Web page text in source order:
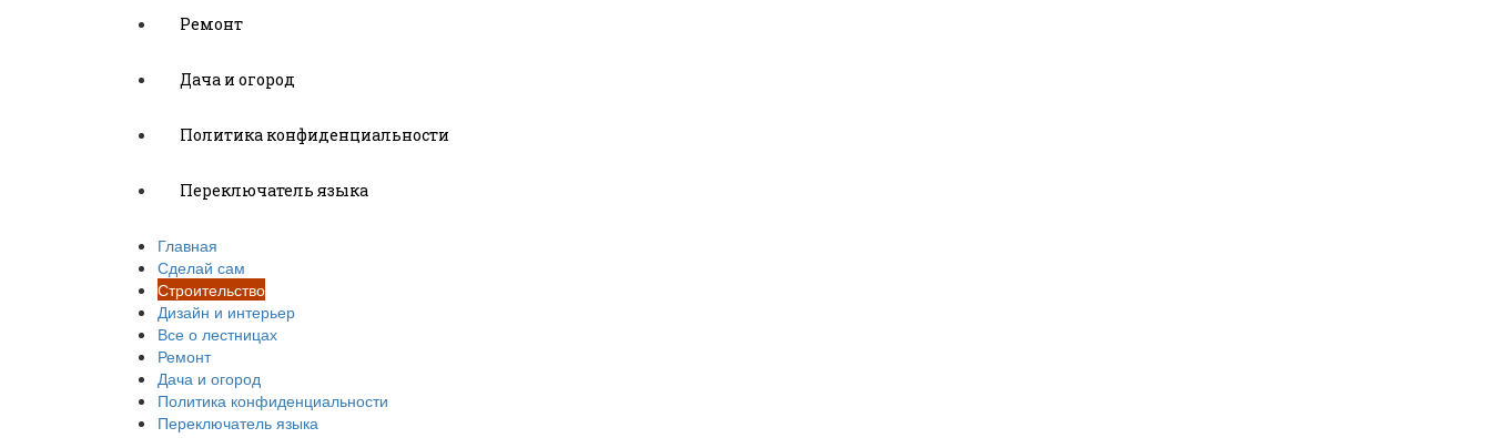
Ремонт
Дача и огород
Политика конфиденциальности
Переключатель языка
Главная
Сделай сам
Строительство
Дизайн и интерьер
Все о лестницах
Ремонт
Дача и огород
Политика конфиденциальности
Переключатель языка